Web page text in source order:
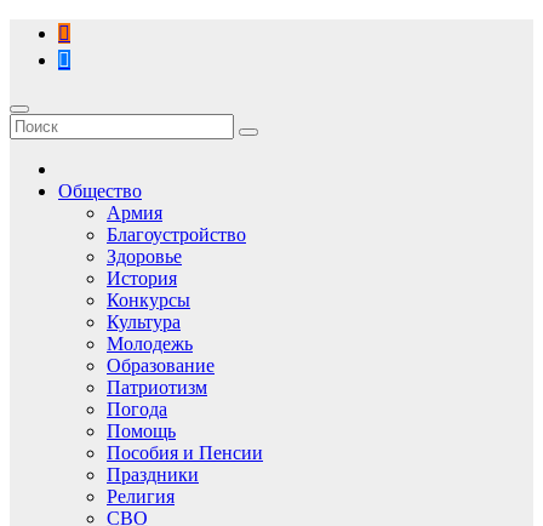
Перейти
содержимому
Общество
Армия
Благоустройство
Здоровье
История
Конкурсы
Культура
Молодежь
Образование
Патриотизм
Погода
Помощь
Пособия и Пенсии
Праздники
Религия
СВО